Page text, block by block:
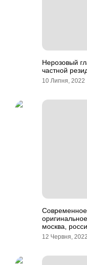
Нерозовый
частной
10 Липня, 2022
москва,
12 Червня, 2022